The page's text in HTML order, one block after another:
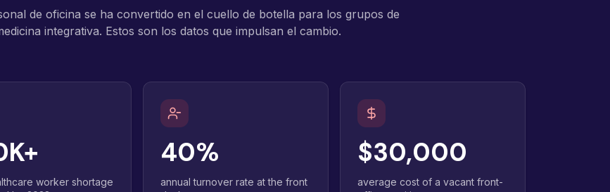
de oficina se ha convertido en el cuello de botella para los grupos de
integrativa. Estos son los datos que impulsan el cambio.
worker shortage
40%
annual turnover rate at the front
$30,000
average cost of a vacant front-